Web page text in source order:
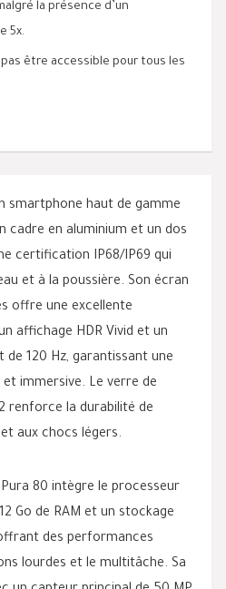
la présence d’un
5x.
être accessible pour tous les
smartphone haut de gamme
cadre en aluminium et un dos
certification IP68/IP69 qui
et à la poussière. Son écran
offre une excellente
affichage HDR Vivid et un
120 Hz, garantissant une
immersive. Le verre de
renforce la durabilité de
aux chocs légers.
80 intègre le processeur
Go de RAM et un stockage
des performances
lourdes et le multitâche. Sa